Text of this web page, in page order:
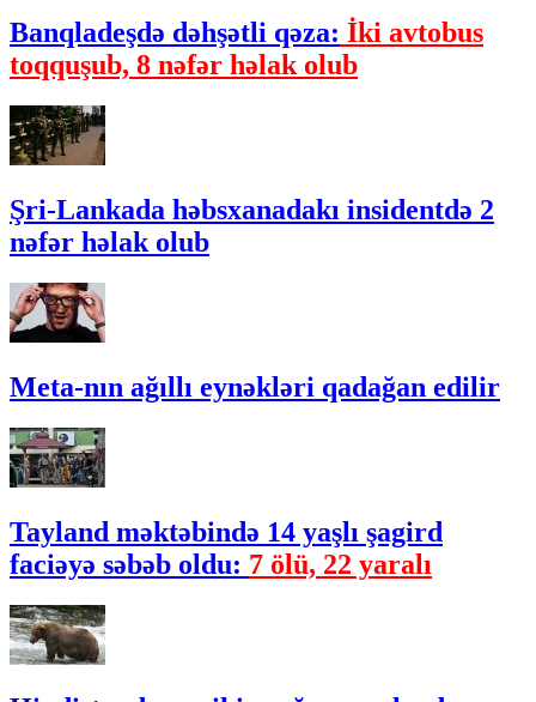
Banqladeşdə dəhşətli qəza: İki avtobus
toqquşub, 8 nəfər həlak olub
Şri-Lankada həbsxanadakı insidentdə 2
nəfər həlak olub
Meta-nın ağıllı eynəkləri qadağan edilir
Tayland məktəbində 14 yaşlı şagird
faciəyə səbəb oldu: 7 ölü, 22 yaralı